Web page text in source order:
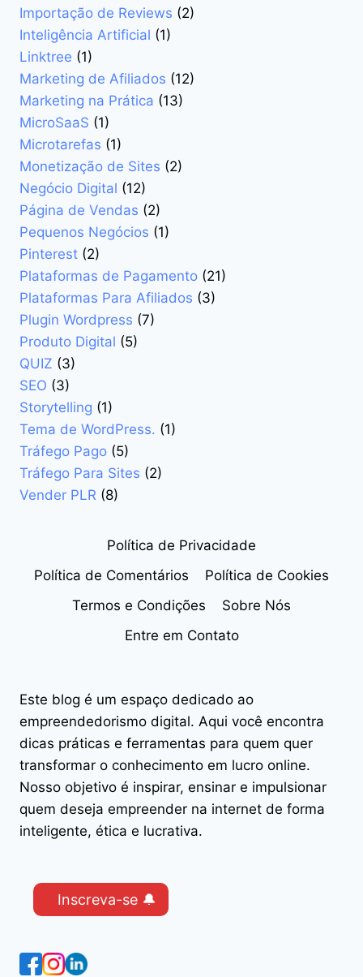
Importação de Reviews (2)
Inteligência Artificial (1)
Linktree (1)
Marketing de Afiliados (12)
Marketing na Prática (13)
MicroSaaS (1)
Microtarefas (1)
Monetização de Sites (2)
Negócio Digital (12)
Página de Vendas (2)
Pequenos Negócios (1)
Pinterest (2)
Plataformas de Pagamento (21)
Plataformas Para Afiliados (3)
Plugin Wordpress (7)
Produto Digital (5)
QUIZ (3)
SEO (3)
Storytelling (1)
Tema de WordPress. (1)
Tráfego Pago (5)
Tráfego Para Sites (2)
Vender PLR (8)
Política de Privacidade
Política de Comentários
Política de Cookies
Termos e Condições
Sobre Nós
Entre em Contato
Este blog é um espaço dedicado ao
empreendedorismo digital. Aqui você encontra
dicas práticas e ferramentas para quem quer
transformar o conhecimento em lucro online.
Nosso objetivo é inspirar, ensinar e impulsionar
quem deseja empreender na internet de forma
inteligente, ética e lucrativa.
Inscreva-se 🔔